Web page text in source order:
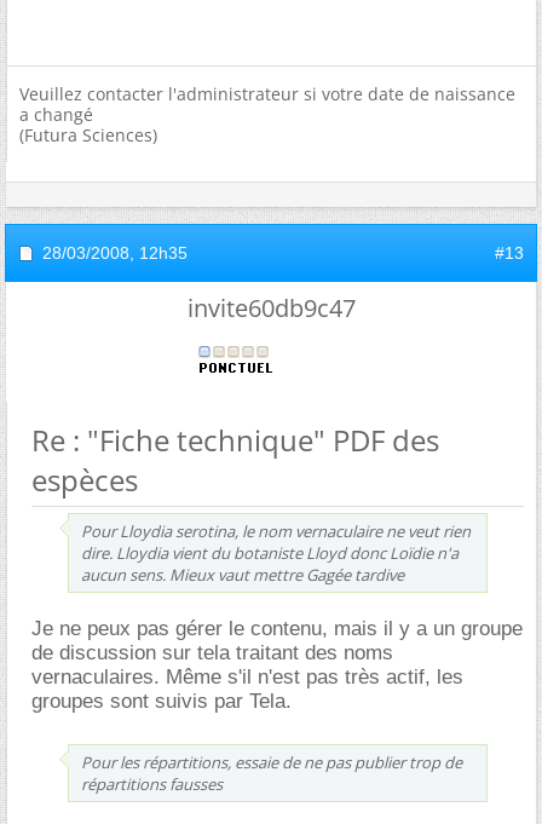
Veuillez contacter l'administrateur si votre date de naissance
a changé
(Futura Sciences)
28/03/2008, 12h35 #13
invite60db9c47
Re : "Fiche technique" PDF des
espèces
Pour Lloydia serotina, le nom vernaculaire ne veut rien
dire. Lloydia vient du botaniste Lloyd donc Loïdie n'a
aucun sens. Mieux vaut mettre Gagée tardive
Je ne peux pas gérer le contenu, mais il y a un groupe
de discussion sur tela traitant des noms
vernaculaires. Même s'il n'est pas très actif, les
groupes sont suivis par Tela.
Pour les répartitions, essaie de ne pas publier trop de
répartitions fausses